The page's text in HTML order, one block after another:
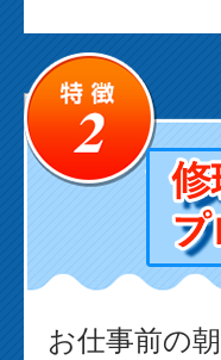
お仕事前の